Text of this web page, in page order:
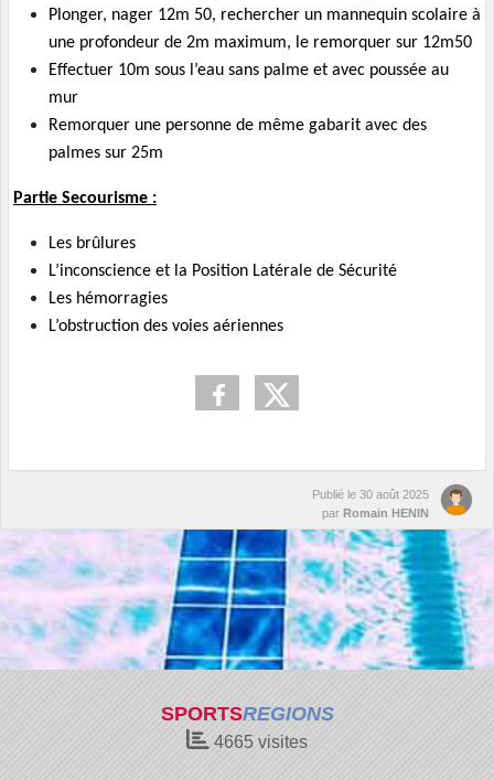
Plonger, nager 12m 50, rechercher un mannequin scolaire à
une profondeur de 2m maximum, le remorquer sur 12m50
Effectuer 10m sous l’eau sans palme et avec poussée au
mur
Remorquer une personne de même gabarit avec des
palmes sur 25m
Partie Secourisme :
Les brûlures
L’inconscience et la Position Latérale de Sécurité
Les hémorragies
L’obstruction des voies aériennes
Publié le 30 août 2025
par Romain HENIN
SPORTSREGIONS
4665 visites